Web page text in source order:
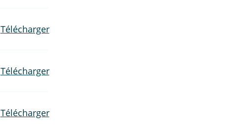
Télécharger
Télécharger
Télécharger